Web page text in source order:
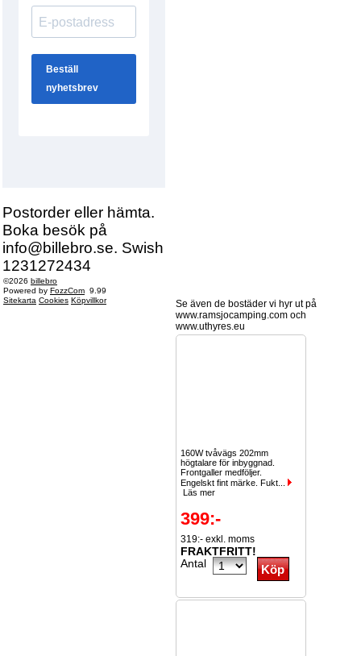
Postorder eller hämta.
Boka besök på
info@billebro.se. Swish
1231272434
©2026 billebro
Powered by FozzCom 9.99
Sitekarta Cookies Köpvillkor
Se även de bostäder vi hyr ut på
www.ramsjocamping.com och
www.uthyres.eu
160W tvåvägs 202mm
högtalare för inbyggnad.
Frontgaller medföljer.
Engelskt fint märke. Fukt...
Läs mer
399:-
319:- exkl. moms
FRAKTFRITT!
Antal